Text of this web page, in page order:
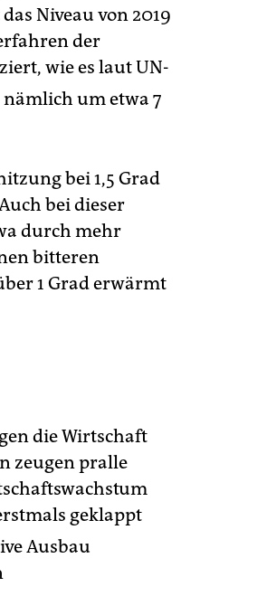
Niveau von 2019
der
wie es laut UN-
um etwa 7
bei 1,5 Grad
bei dieser
durch mehr
bitteren
1 Grad erwärmt
die Wirtschaft
zeugen pralle
geklappt
Ausbau